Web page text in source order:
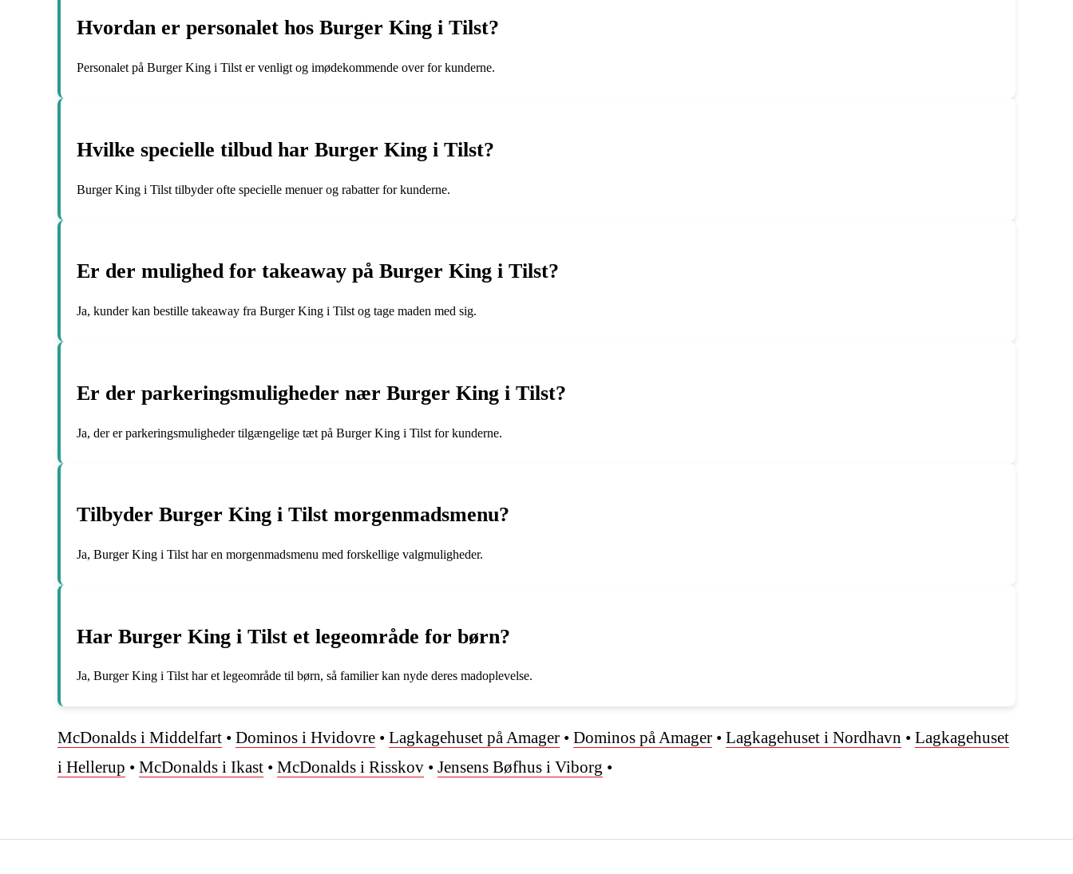
Hvordan er personalet hos Burger King i Tilst?
Personalet på Burger King i Tilst er venligt og imødekommende over for kunderne.
Hvilke specielle tilbud har Burger King i Tilst?
Burger King i Tilst tilbyder ofte specielle menuer og rabatter for kunderne.
Er der mulighed for takeaway på Burger King i Tilst?
Ja, kunder kan bestille takeaway fra Burger King i Tilst og tage maden med sig.
Er der parkeringsmuligheder nær Burger King i Tilst?
Ja, der er parkeringsmuligheder tilgængelige tæt på Burger King i Tilst for kunderne.
Tilbyder Burger King i Tilst morgenmadsmenu?
Ja, Burger King i Tilst har en morgenmadsmenu med forskellige valgmuligheder.
Har Burger King i Tilst et legeområde for børn?
Ja, Burger King i Tilst har et legeområde til børn, så familier kan nyde deres madoplevelse.
McDonalds i Middelfart • Dominos i Hvidovre • Lagkagehuset på Amager • Dominos på Amager • Lagkagehuset i Nordhavn • Lagkagehuset
i Hellerup • McDonalds i Ikast • McDonalds i Risskov • Jensens Bøfhus i Viborg •